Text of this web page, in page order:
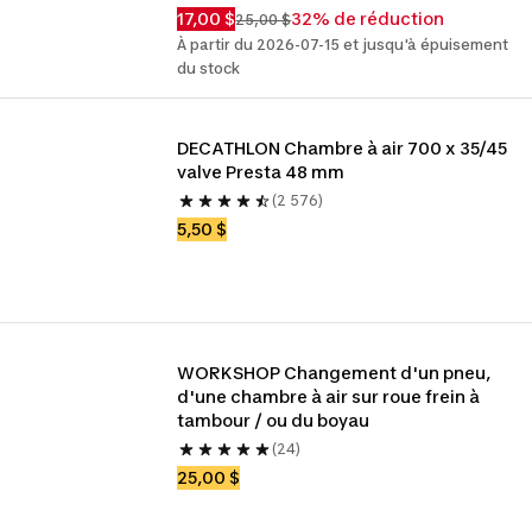
17,00 $25,00 $32% de réduction
À partir du 2026-07-15 et jusqu'à épuisement
du stock
DECATHLON Chambre à air 700 x 35/45
valve Presta 48 mm
(2 576)
5,50 $
WORKSHOP Changement d'un pneu,
d'une chambre à air sur roue frein à
tambour / ou du boyau
(24)
25,00 $